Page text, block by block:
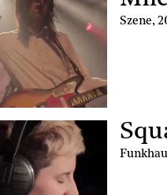
Szene,